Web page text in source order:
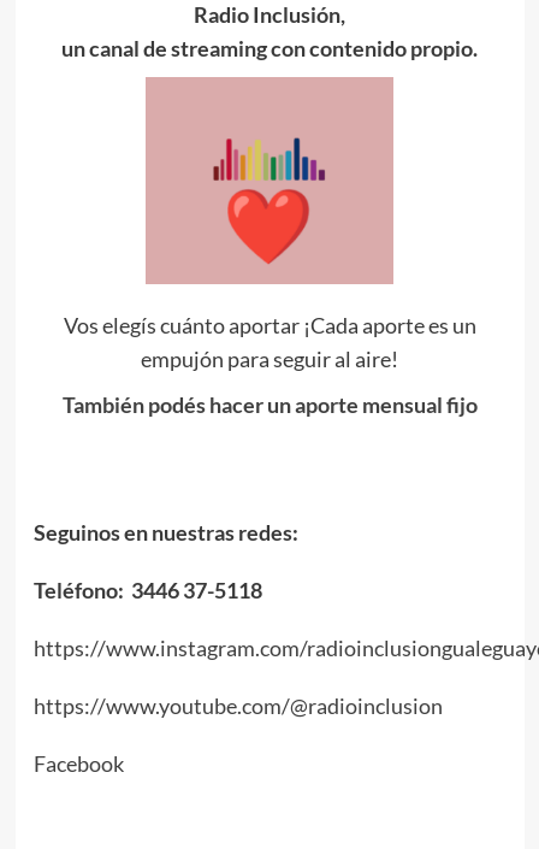
Radio Inclusión,
un canal de streaming con contenido propio.
Vos elegís cuánto aportar ¡Cada aporte es un
empujón para seguir al aire!
También podés hacer un aporte mensual fijo
Seguinos en nuestras redes:
Teléfono: 3446 37-5118
https://www.instagram.com/
https://www.youtube.com/@radioinclusion
Facebook